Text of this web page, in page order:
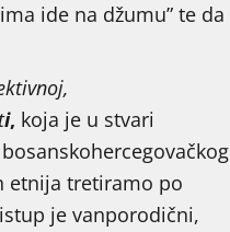
ide na džumu” te da
i, koja je u stvari
etnija tretiramo po
je vanporodični,